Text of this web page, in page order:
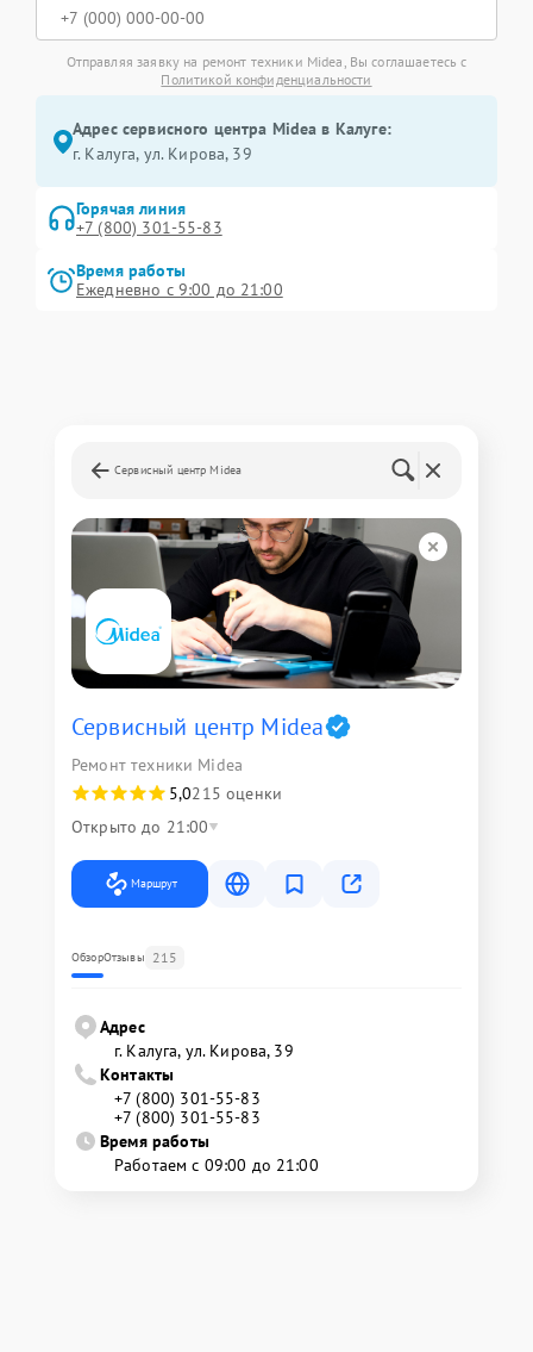
Отправляя заявку на ремонт техники Midea, Вы соглашаетесь с
Политикой конфиденциальности
Адрес сервисного центра Midea в Калуге:
г. Калуга, ул. Кирова, 39
Горячая линия
+7 (800) 301-55-83
Время работы
Ежедневно с 9:00 до 21:00
Сервисный центр Midea
Сервисный центр Midea
Ремонт техники Midea
5,0215 оценки
Открыто до 21:00
Маршрут
ОбзорОтзывы 215
Адрес
г. Калуга, ул. Кирова, 39
Контакты
+7 (800) 301-55-83
+7 (800) 301-55-83
Время работы
Работаем с 09:00 до 21:00